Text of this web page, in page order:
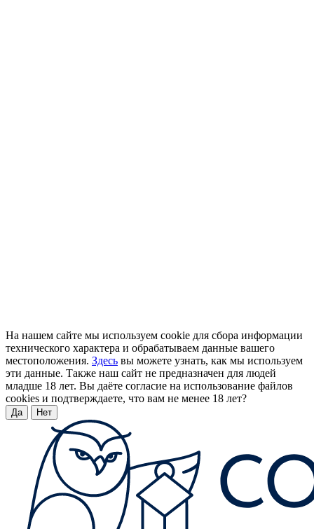
На нашем сайте мы используем cookie для сбора информации
технического характера и обрабатываем данные вашего
местоположения. Здесь вы можете узнать, как мы используем
эти данные. Также наш сайт не предназначен для людей
младше 18 лет. Вы даёте согласие на использование файлов
cookies и подтверждаете, что вам не менее 18 лет?
Да Нет